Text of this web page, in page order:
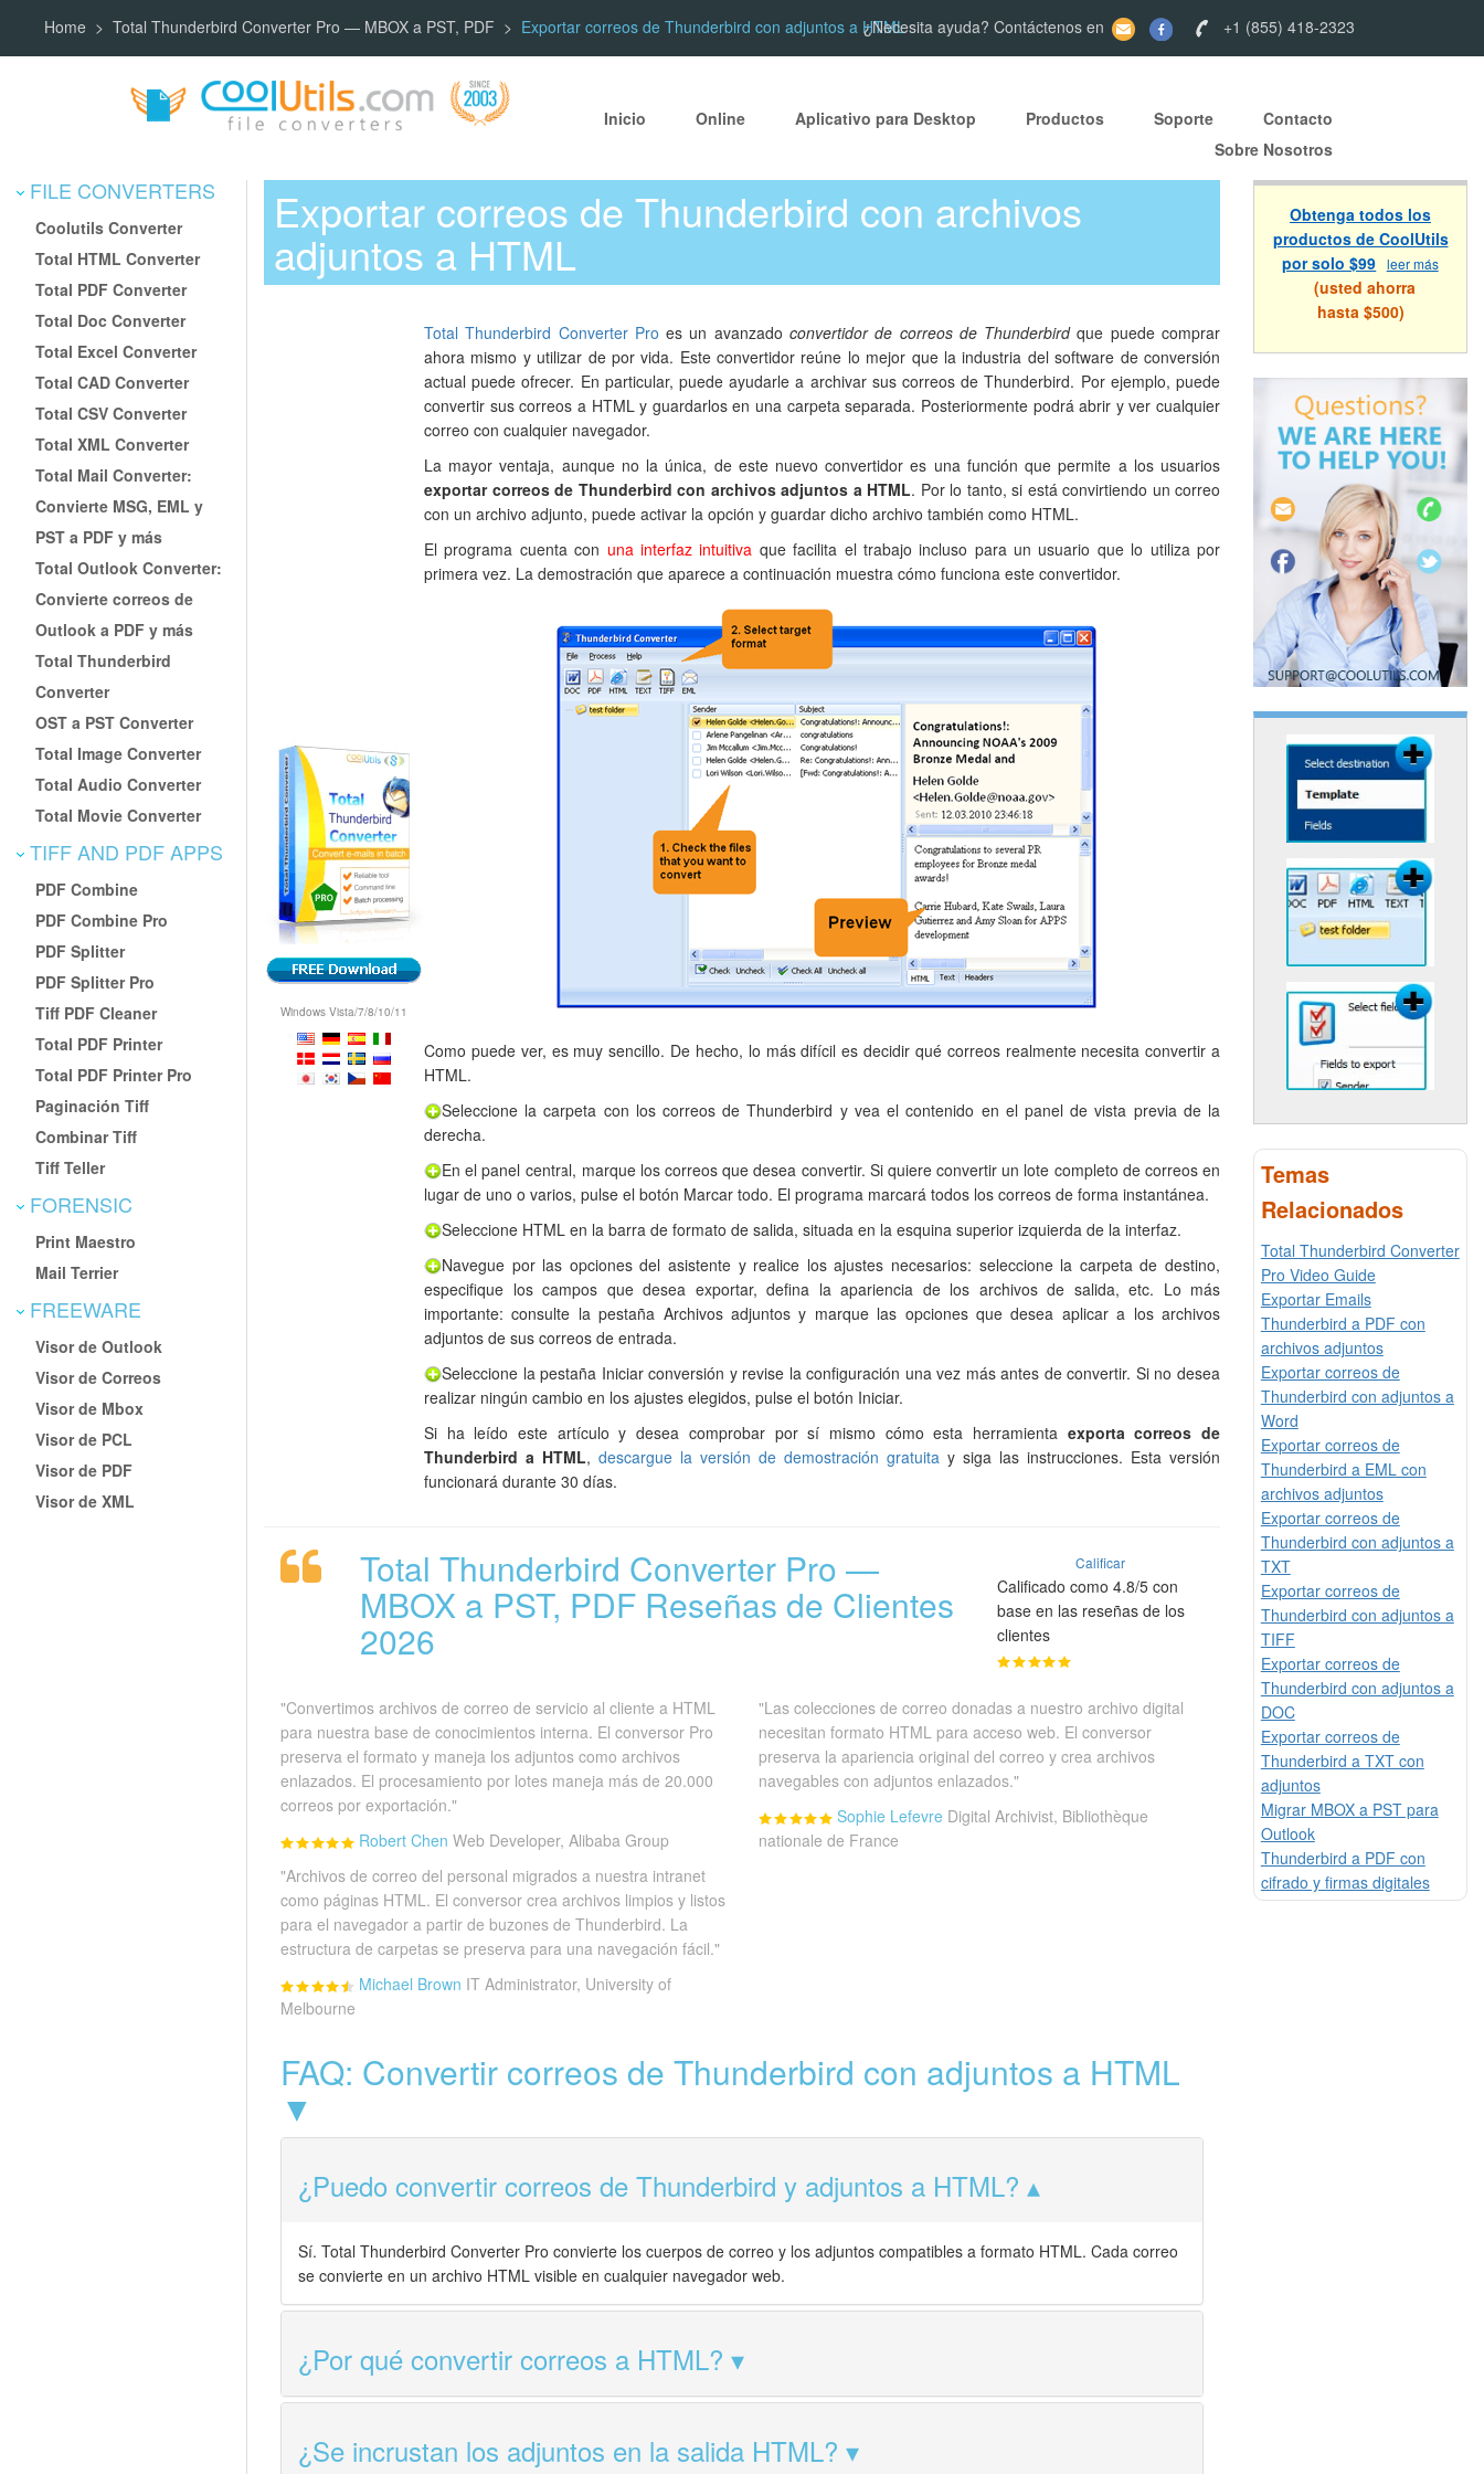
Home Total Thunderbird Converter Pro — MBOX a PST, PDF Exportar correos de Thunderbird con adjuntos a HTML¿Necesita ayuda? Contáctenos en +1 (855) 418-2323
Inicio Online Aplicativo para Desktop Productos Soporte
Contacto
Sobre Nosotros
FILE CONVERTERS
Coolutils Converter
Total HTML Converter
Total PDF Converter
Total Doc Converter
Total Excel Converter
Total CAD Converter
Total CSV Converter
Total XML Converter
Total Mail Converter:
Convierte MSG, EML y
PST a PDF y más
Total Outlook Converter:
Convierte correos de
Outlook a PDF y más
Total Thunderbird
Converter
OST a PST Converter
Total Image Converter
Total Audio Converter
Total Movie Converter
TIFF AND PDF APPS
PDF Combine
PDF Combine Pro
PDF Splitter
PDF Splitter Pro
Tiff PDF Cleaner
Total PDF Printer
Total PDF Printer Pro
Paginación Tiff
Combinar Tiff
Tiff Teller
FORENSIC
Print Maestro
Mail Terrier
FREEWARE
Visor de Outlook
Visor de Correos
Visor de Mbox
Visor de PCL
Visor de PDF
Visor de XML
Exportar correos de Thunderbird con archivos
adjuntos a HTML
Windows Vista/7/8/10/11
Total Thunderbird Converter Pro es un avanzadoconvertidor de correos de Thunderbirdque puede comprar
ahora mismo y utilizar de por vida. Este convertidor reúne lo mejor que la industria del software de conversión
actual puede ofrecer. En particular, puede ayudarle a archivar sus correos de Thunderbird. Por ejemplo, puede
convertir sus correos a HTML y guardarlos en una carpeta separada. Posteriormente podrá abrir y ver cualquier
correo con cualquier navegador.
La mayor ventaja, aunque no la única, de este nuevo convertidor es una función que permite a los usuarios
exportar correos de Thunderbird con archivos adjuntos a HTML. Por lo tanto, si está convirtiendo un correo
con un archivo adjunto, puede activar la opción y guardar dicho archivo también como HTML.
El programa cuenta con una interfaz intuitiva que facilita el trabajo incluso para un usuario que lo utiliza por
primera vez. La demostración que aparece a continuación muestra cómo funciona este convertidor.
Como puede ver, es muy sencillo. De hecho, lo más difícil es decidir qué correos realmente necesita convertir a
HTML.
Seleccione la carpeta con los correos de Thunderbird y vea el contenido en el panel de vista previa de la
derecha.
En el panel central, marque los correos que desea convertir. Si quiere convertir un lote completo de correos en
lugar de uno o varios, pulse el botón Marcar todo. El programa marcará todos los correos de forma instantánea.
Seleccione HTML en la barra de formato de salida, situada en la esquina superior izquierda de la interfaz.
Navegue por las opciones del asistente y realice los ajustes necesarios: seleccione la carpeta de destino,
especifique los campos que desea exportar, defina la apariencia de los archivos de salida, etc. Lo más
importante: consulte la pestaña Archivos adjuntos y marque las opciones que desea aplicar a los archivos
adjuntos de sus correos de entrada.
Seleccione la pestaña Iniciar conversión y revise la configuración una vez más antes de convertir. Si no desea
realizar ningún cambio en los ajustes elegidos, pulse el botón Iniciar.
Si ha leído este artículo y desea comprobar por sí mismo cómo esta herramienta exporta correos de
Thunderbird a HTML, descargue la versión de demostración gratuita y siga las instrucciones. Esta versión
funcionará durante 30 días.
Total Thunderbird Converter Pro —
MBOX a PST, PDF Reseñas de Clientes
2026
Calificar
Calificado como 4.8/5 con
base en las reseñas de los
clientes
"Convertimos archivos de correo de servicio al cliente a HTML
para nuestra base de conocimientos interna. El conversor Pro
preserva el formato y maneja los adjuntos como archivos
enlazados. El procesamiento por lotes maneja más de 20.000
correos por exportación."
Robert Chen Web Developer, Alibaba Group
"Las colecciones de correo donadas a nuestro archivo digital
necesitan formato HTML para acceso web. El conversor
preserva la apariencia original del correo y crea archivos
navegables con adjuntos enlazados."
Sophie Lefevre Digital Archivist, Bibliothèque
nationale de France
"Archivos de correo del personal migrados a nuestra intranet
como páginas HTML. El conversor crea archivos limpios y listos
para el navegador a partir de buzones de Thunderbird. La
estructura de carpetas se preserva para una navegación fácil."
Michael Brown IT Administrator, University of
Melbourne
FAQ: Convertir correos de Thunderbird con adjuntos a HTML
▼
¿Puedo convertir correos de Thunderbird y adjuntos a HTML?
Sí. Total Thunderbird Converter Pro convierte los cuerpos de correo y los adjuntos compatibles a formato HTML. Cada correo
se convierte en un archivo HTML visible en cualquier navegador web.
¿Por qué convertir correos a HTML?
¿Se incrustan los adjuntos en la salida HTML?
Obtenga todos los
productos de CoolUtils
por solo $99 leer más
(usted ahorra
hasta $500)
Temas
Relacionados
Total Thunderbird Converter
Pro Video Guide
Exportar Emails
Thunderbird a PDF con
archivos adjuntos
Exportar correos de
Thunderbird con adjuntos a
Word
Exportar correos de
Thunderbird a EML con
archivos adjuntos
Exportar correos de
Thunderbird con adjuntos a
TXT
Exportar correos de
Thunderbird con adjuntos a
TIFF
Exportar correos de
Thunderbird con adjuntos a
DOC
Exportar correos de
Thunderbird a TXT con
adjuntos
Migrar MBOX a PST para
Outlook
Thunderbird a PDF con
cifrado y firmas digitales